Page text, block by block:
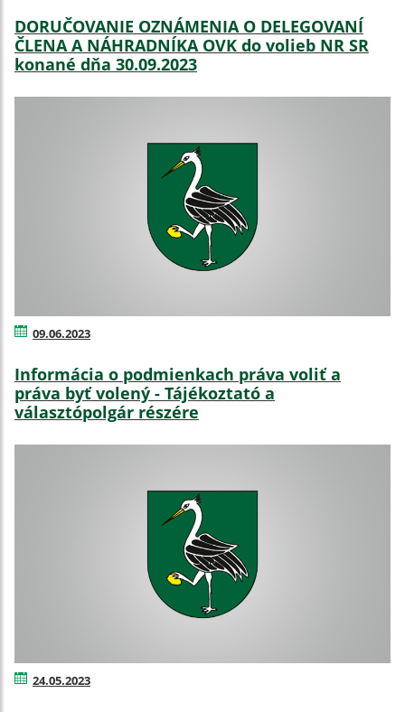
DORUČOVANIE OZNÁMENIA O DELEGOVANÍ
ČLENA A NÁHRADNÍKA OVK do volieb NR SR
konané dňa 30.09.2023
09.06.2023
Informácia o podmienkach práva voliť a
práva byť volený - Tájékoztató a
választópolgár részére
24.05.2023